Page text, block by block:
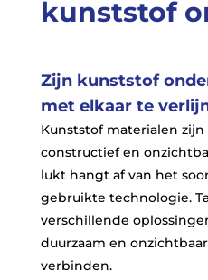
kunststof
Zijn kunststof
met elkaar te
Kunststof materialen
constructief en
lukt hangt af van het
gebruikte technologie.
verschillende
duurzaam en
verbinden.